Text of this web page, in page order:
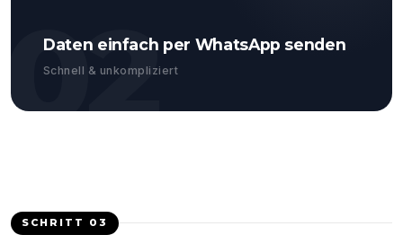
02
Daten einfach per WhatsApp senden
Schnell & unkompliziert
SCHRITT 03